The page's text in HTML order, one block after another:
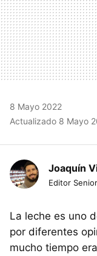
8 Mayo 2022
Actualizado 8 Mayo
Joaquín
Editor
La leche es uno
por diferentes
mucho tiempo